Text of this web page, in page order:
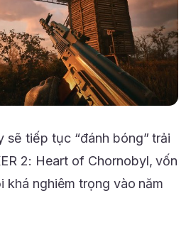
sẽ tiếp tục “đánh bóng” trải
2: Heart of Chornobyl, vốn
khá nghiêm trọng vào năm